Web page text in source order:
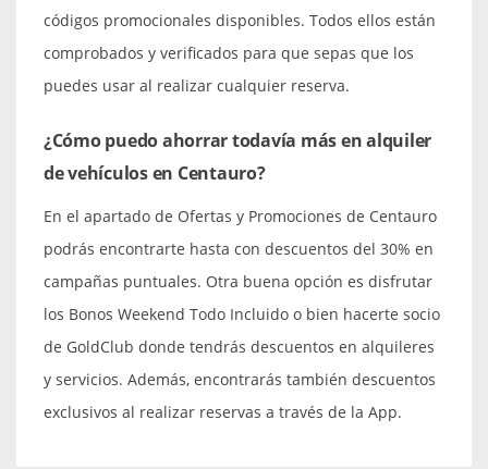
códigos promocionales disponibles. Todos ellos están
comprobados y verificados para que sepas que los
puedes usar al realizar cualquier reserva.
¿Cómo puedo ahorrar todavía más en alquiler
de vehículos en Centauro?
En el apartado de Ofertas y Promociones de Centauro
podrás encontrarte hasta con descuentos del 30% en
campañas puntuales. Otra buena opción es disfrutar
los Bonos Weekend Todo Incluido o bien hacerte socio
de GoldClub donde tendrás descuentos en alquileres
y servicios. Además, encontrarás también descuentos
exclusivos al realizar reservas a través de la App.